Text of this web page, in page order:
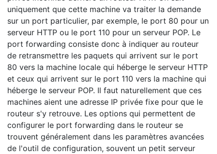
uniquement que cette machine va traiter la demande
sur un port particulier, par exemple, le port 80 pour un
serveur HTTP ou le port 110 pour un serveur POP. Le
port forwarding consiste donc à indiquer au routeur
de retransmettre les paquets qui arrivent sur le port
80 vers la machine locale qui héberge le serveur HTTP
et ceux qui arrivent sur le port 110 vers la machine qui
héberge le serveur POP. Il faut naturellement que ces
machines aient une adresse IP privée fixe pour que le
routeur s'y retrouve. Les options qui permettent de
configurer le port forwarding dans le routeur se
trouvent généralement dans les paramètres avancées
de l'outil de configuration, souvent un petit serveur